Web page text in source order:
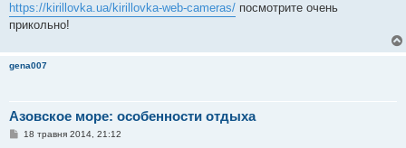
л
е
н
я
https://kirillovka.ua/kirillovka-web-cameras/ посмотрите очень
прикольно!
gena007
Азовское море: особенности отдыха
П18 травня 2014, 21:12